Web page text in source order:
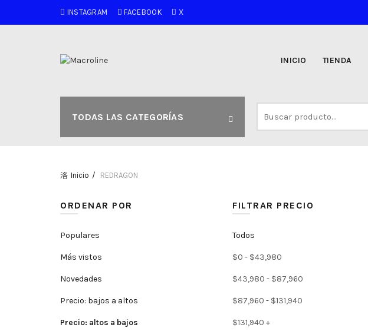
INSTAGRAM FACEBOOK X
INICIO TIENDA
TODAS LAS CATEGORÍAS
por:
Inicio REDRAGON
ORDENAR POR
Populares
Más vistos
Novedades
Precio: bajos a altos
Precio: altos a bajos
FILTRAR PRECIO
Todos
$0 - $43,980
$43,980 - $87,960
$87,960 - $131,940
$131,940 +